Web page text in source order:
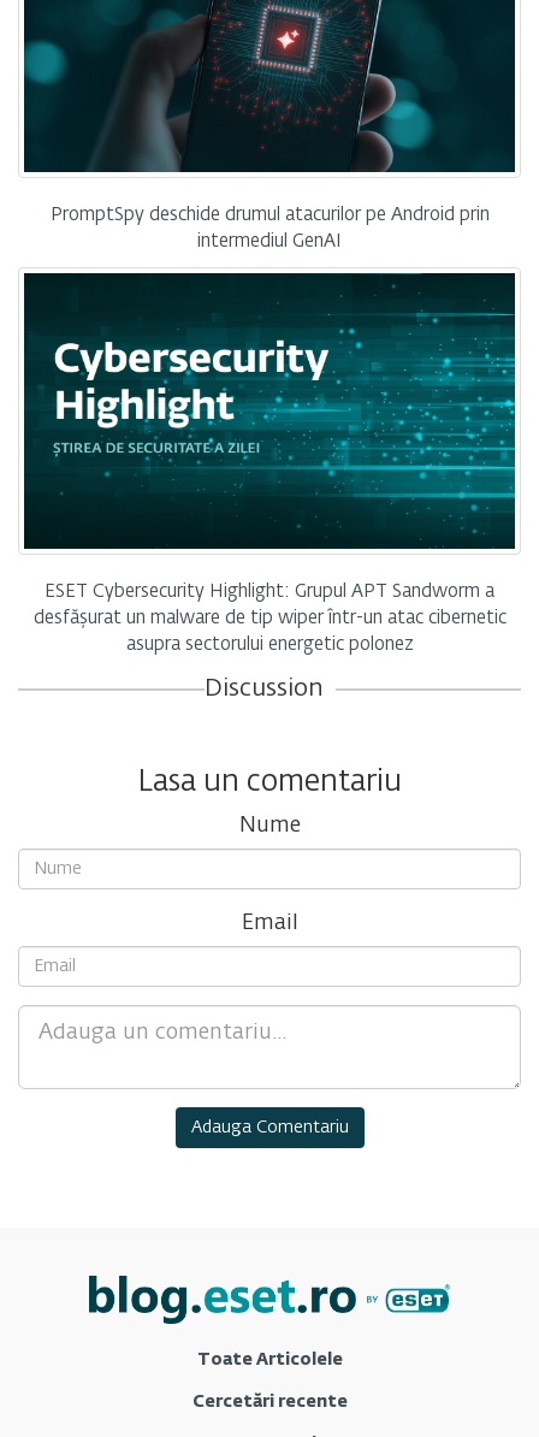
PromptSpy deschide drumul atacurilor pe Android prin
intermediul GenAI
ESET Cybersecurity Highlight: Grupul APT Sandworm a
desfășurat un malware de tip wiper într-un atac cibernetic
asupra sectorului energetic polonez
Discussion
Lasa un comentariu
Nume
Email
Toate Articolele
Cercetări recente